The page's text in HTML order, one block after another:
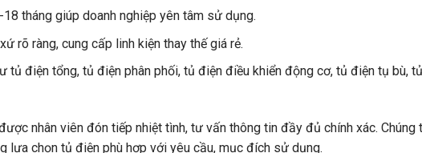
tháng giúp doanh nghiệp yên tâm sử dụng.
rõ ràng, cung cấp linh kiện thay thế giá rẻ.
tủ điện tổng, tủ điện phân phối, tủ điện điều khiển động cơ, tủ điện tụ bù,
nhân viên đón tiếp nhiệt tình, tư vấn thông tin đầy đủ chính xác.
lựa chọn tủ điện phù hợp với yêu cầu, mục đích sử dụng.